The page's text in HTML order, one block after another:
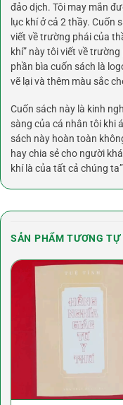
đảo dịch. Tôi may mắn
lục khí ở cả 2 thầy. Cuốn
viết về trường phái của
khí” này tôi viết về
phần bìa cuốn sách là
vẽ lại và thêm màu sắc
Cuốn sách này là kinh
sàng của cá nhân tôi khi
sách này hoàn toàn
hay chia sẻ cho người
khí là của tất cả chúng
SẢN PHẨM TƯƠNG TỰ